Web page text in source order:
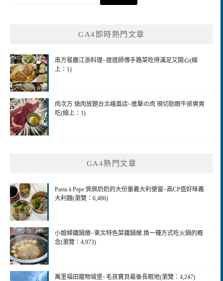
GA4即時熱門文章
南方餐廳江浙料理~道道師傅手路菜吃得滿足又開心(線
上：1)
肉次方 燒肉放題台北峨眉店~進擊の肉 現切肋眼牛排爽爽
吃(線上：1)
GA4熱門文章
Pasta à Pepe 佩佩奶奶的大份量義大利便當~高CP值好味義
大利麵(瀏覽：6,486)
小媳婦鐵鍋燉~東北特色菜鐵鍋燉.換一種方式吃火鍋的概
念(瀏覽：4,973)
萬里福田竉物城堡~毛孩寶貝最後長眠地(瀏覽：4,247)